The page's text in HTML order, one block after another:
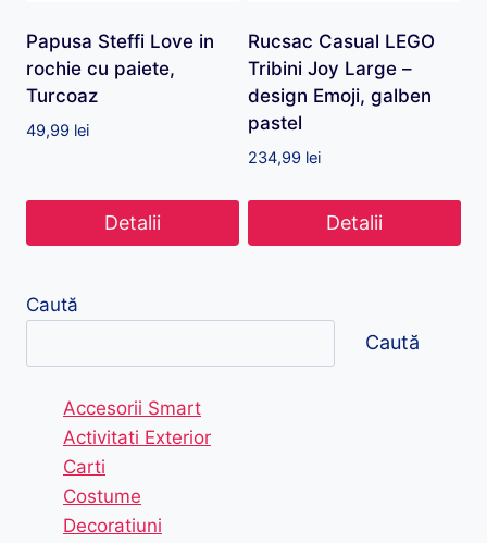
Papusa Steffi Love in
rochie cu paiete,
Turcoaz
49,99 lei
Detalii
Rucsac Casual LEGO
Tribini Joy Large –
design Emoji, galben
pastel
234,99 lei
Detalii
Caută
Caută
Accesorii Smart
Activitati Exterior
Carti
Costume
Decoratiuni